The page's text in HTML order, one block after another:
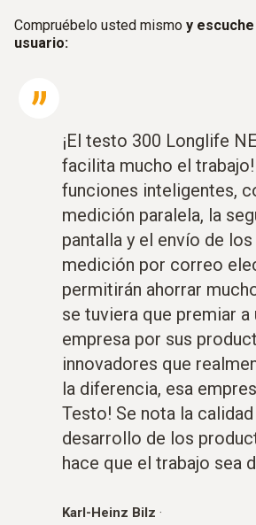
Compruébelo usted mismo y
usuario:
¡El testo 300 Longlife
facilita mucho el trabajo!
funciones inteligentes,
medición paralela, la
pantalla y el envío de
medición por correo
permitirán ahorrar
se tuviera que premiar a
empresa por sus
innovadores que
la diferencia, esa
Testo! Se nota la
desarrollo de los
hace que el trabajo sea
Karl-Heinz Bilz ·